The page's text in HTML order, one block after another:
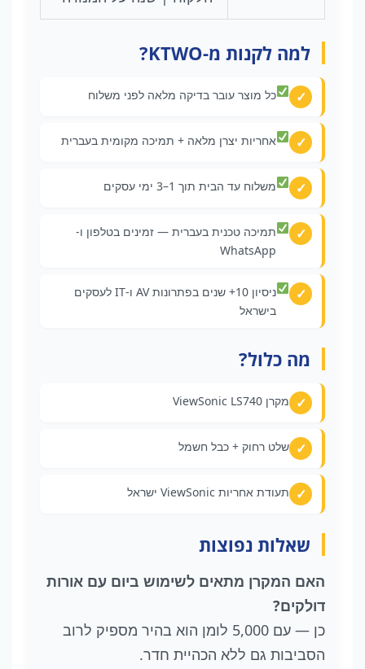
למה לקנות מ-KTWO?
כל מוצר עובר בדיקה מלאה לפני משלוח
אחריות יצרן מלאה + תמיכה מקומית בעברית
משלוח עד הבית תוך 1–3 ימי עסקים
תמיכה טכנית בעברית — זמינים בטלפון ו-
WhatsApp
ניסיון 10+ שנים בפתרונות AV ו-IT לעסקים
בישראל
מה כלול?
מקרן ViewSonic LS740
שלט רחוק + כבל חשמל
תעודת אחריות ViewSonic ישראל
שאלות נפוצות
האם המקרן מתאים לשימוש ביום עם אורות
דולקים?
כן — עם 5,000 לומן הוא בהיר מספיק לרוב
הסביבות גם ללא הכהיית חדר.